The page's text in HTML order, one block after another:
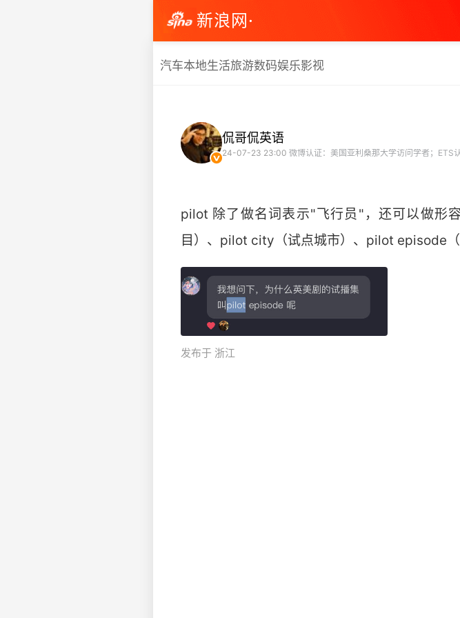
新浪网·
汽车本地生活旅游数码娱乐影视
侃哥侃英语
24-07-23 23:00 微博认证：美国亚利桑那大学访问学者；ETS
pilot 除了做名词表示"飞行员"，还可以做形
目）、pilot city（试点城市）、pilot episode
发布于 浙江